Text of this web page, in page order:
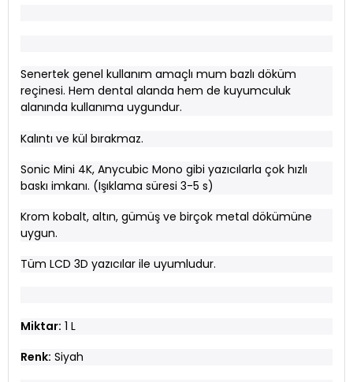
Senertek genel kullanım amaçlı mum bazlı döküm
reçinesi. Hem dental alanda hem de kuyumculuk
alanında kullanıma uygundur.
Kalıntı ve kül bırakmaz.
Sonic Mini 4K, Anycubic Mono gibi yazıcılarla çok hızlı
baskı imkanı. (Işıklama süresi 3-5 s)
Krom kobalt, altın, gümüş ve birçok metal dökümüne
uygun.
Tüm LCD 3D yazıcılar ile uyumludur.
Miktar: 1 L
Renk: Siyah